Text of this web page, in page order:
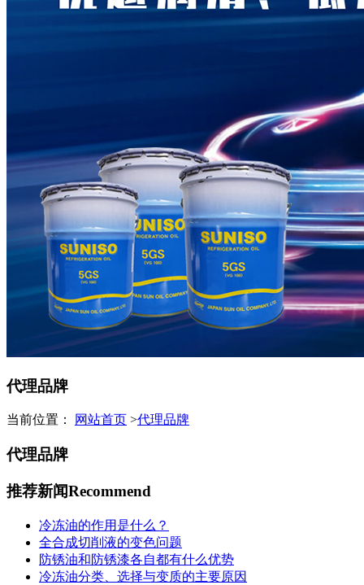
代理品牌
当前位置： 网站首页 >代理品牌
代理品牌
推荐新闻Recommend
冷冻油的作用是什么？
全合成切削液的变色问题
防锈油和防锈漆各自都有什么优势
冷冻油分类、选择与变质的主要原因